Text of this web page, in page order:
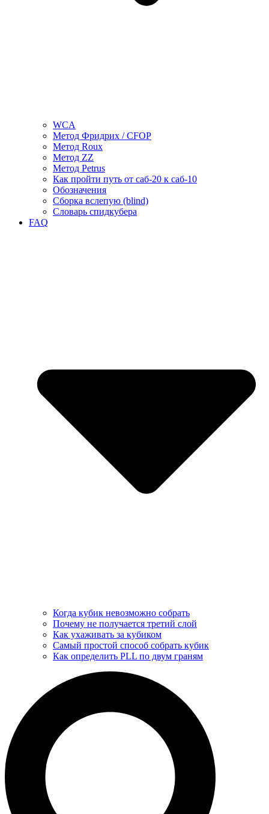
WCA
Метод Фридрих / CFOP
Метод Roux
Метод ZZ
Метод Petrus
Как пройти путь от саб-20 к саб-10
Обозначения
Сборка вслепую (blind)
Словарь спидкубера
FAQ
Когда кубик невозможно собрать
Почему не получается третий слой
Как ухаживать за кубиком
Самый простой способ собрать кубик
Как определить PLL по двум граням